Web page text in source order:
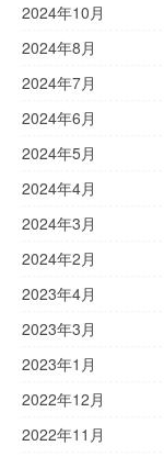
2024年10月
2024年8月
2024年7月
2024年6月
2024年5月
2024年4月
2024年3月
2024年2月
2023年4月
2023年3月
2023年1月
2022年12月
2022年11月